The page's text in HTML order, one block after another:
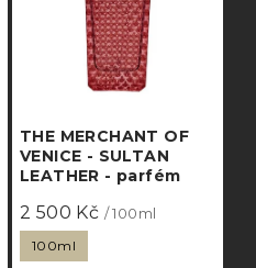
THE MERCHANT OF
VENICE - SULTAN
LEATHER - parfém
2 500 Kč / 100ml
100ml